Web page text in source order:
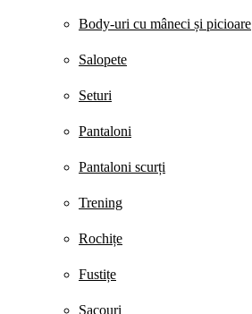
Body-uri cu mâneci și picioare
Salopete
Seturi
Pantaloni
Pantaloni scurți
Trening
Rochițe
Fustițe
Sacouri